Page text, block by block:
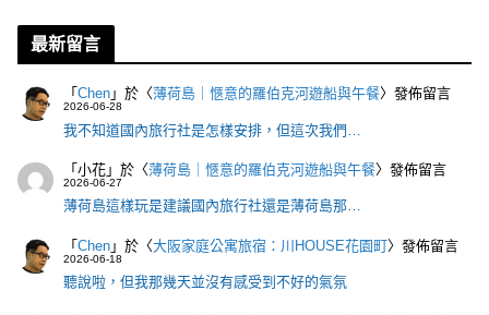
最新留言
「Chen 」於〈薄荷島｜愜意的羅伯克河遊船與午餐〉發佈留言
2026-06-28
我不知道國內旅行社是怎樣安排，但這次我們…
「小花 」於〈薄荷島｜愜意的羅伯克河遊船與午餐〉發佈留言
2026-06-27
薄荷島這樣玩是建議國內旅行社還是薄荷島那…
「Chen 」於〈大阪家庭公寓旅宿：川HOUSE花園町〉發佈留言
2026-06-18
聽說啦，但我那幾天並沒有感受到不好的氣氛